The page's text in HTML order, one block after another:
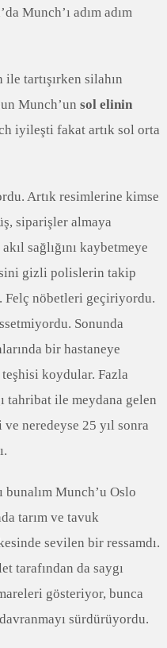
Munch’ı adım adım
tartışırken silahın
Munch’un sol elinin
iyileşti fakat artık sol orta
Artık resimlerine kimse
siparişler almaya
sağlığını kaybetmeye
gizli polislerin takip
Felç nöbetleri geçiriyordu.
Sonunda
bir hastaneye
teşhisi koydular. Fazla
tahribat ile meydana gelen
neredeyse 25 yıl sonra
bunalım Munch’u Oslo
tarım ve tavuk
sevilen bir ressamdı.
tarafından da saygı
gösteriyor, bunca
sürdürüyordu.